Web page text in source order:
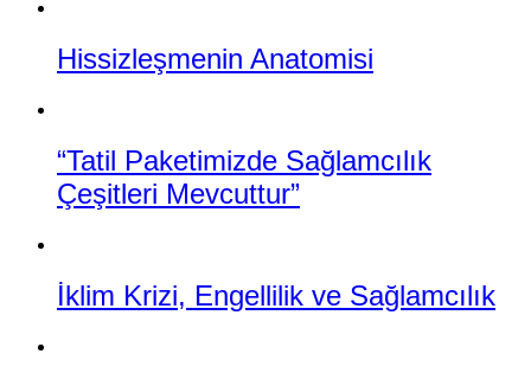
Hissizleşmenin Anatomisi
“Tatil Paketimizde Sağlamcılık
Çeşitleri Mevcuttur”
İklim Krizi, Engellilik ve Sağlamcılık